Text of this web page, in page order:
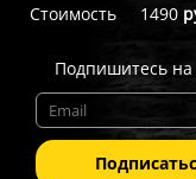
Стоимость 1490
Подпишитесь